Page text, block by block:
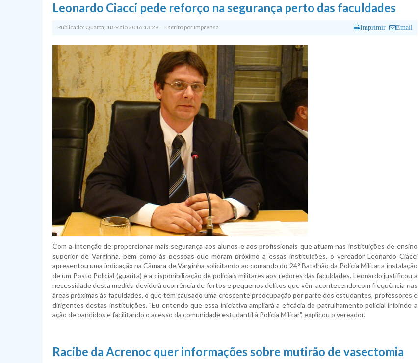
Leonardo Ciacci pede reforço na segurança perto das faculdades
Publicado: Quarta, 18 Maio 2016 13:29 Escrito por Imprensa Imprimir Email
Com a intenção de proporcionar mais segurança aos alunos e aos profissionais que atuam nas instituições de ensino
superior de Varginha, bem como às pessoas que moram próximo a essas instituições, o vereador Leonardo Ciacci
apresentou uma indicação na Câmara de Varginha solicitando ao comando do 24° Batalhão da Polícia Militar a instalação
de um Posto Policial (guarita) e a disponibilização de policiais militares aos redores das faculdades. Leonardo justificou a
necessidade desta medida devido à ocorrência de furtos e pequenos delitos que vêm acontecendo com frequência nas
áreas próximas às faculdades, o que tem causado uma crescente preocupação por parte dos estudantes, professores e
dirigentes destas instituições. "Eu entendo que essa iniciativa ampliará a eficácia do patrulhamento policial inibindo a
ação de bandidos e facilitando o acesso da comunidade estudantil à Polícia Militar", explicou o vereador.
Racibe da Acrenoc quer informações sobre mutirão de vasectomia